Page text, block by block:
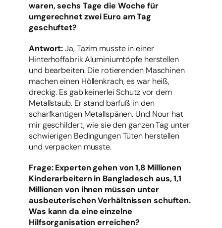
waren, sechs Tage die Woche für
umgerechnet zwei Euro am Tag
geschuftet?
Antwort:Ja, Tazim musste in einer
Hinterhoffabrik Aluminiumtöpfe herstellen
und bearbeiten. Die rotierenden Maschinen
machen einen Höllenkrach, es war heiß,
dreckig. Es gab keinerlei Schutz vor dem
Metallstaub. Er stand barfuß in den
scharfkantigen Metallspänen. Und Nour hat
mir geschildert, wie sie den ganzen Tag unter
schwierigen Bedingungen Tüten herstellen
und verpacken musste.
Frage: Experten gehen von 1,8 Millionen
Kinderarbeitern in Bangladesch aus, 1,1
Millionen von ihnen müssen unter
ausbeuterischen Verhältnissen schuften.
Was kann da eine einzelne
Hilfsorganisation erreichen?